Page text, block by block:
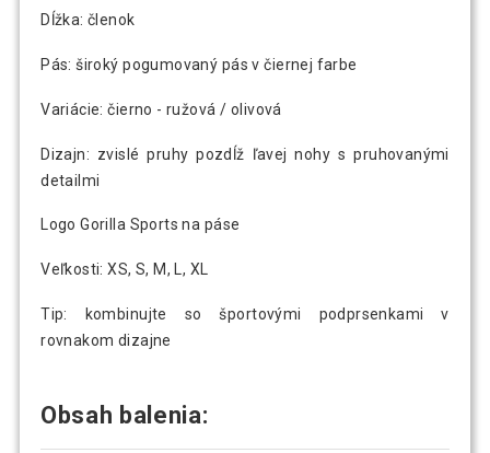
Dĺžka: členok
Pás: široký pogumovaný pás v čiernej farbe
Variácie: čierno - ružová / olivová
Dizajn: zvislé pruhy pozdĺž ľavej nohy s pruhovanými
detailmi
Logo Gorilla Sports na páse
Veľkosti: XS, S, M, L, XL
Tip: kombinujte so športovými podprsenkami v
rovnakom dizajne
Obsah balenia: